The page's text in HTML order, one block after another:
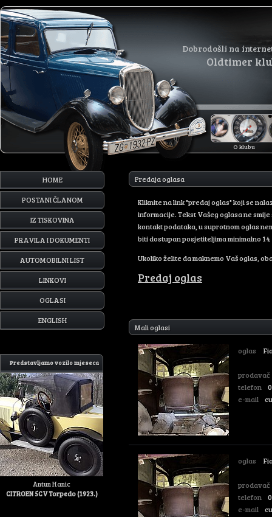
Dobrodošli na
Oldtimer
O klubu
HOME
POSTANI ČLANOM
IZ TISKOVINA
PRAVILA I DOKUMENTI
AUTOMOBILNI LIST
LINKOVI
OGLASI
ENGLISH
Predstavljamo vozilo mjeseca
Antun Hanic
CITROEN 5CV Torpedo (1923.)
Predaja oglasa
Kliknite na link "predaj oglas" koji se
informacije. Tekst Vašeg oglasa ne
kontakt podataka, u suprotnom oglas
biti dostupan posjetiteljima minimalno
Ukoliko želite da maknemo Vaš oglas,
Predaj oglas
Mali oglasi
oglas
prodavač
telefon
e-mail
oglas
prodavač
telefon
e-mail